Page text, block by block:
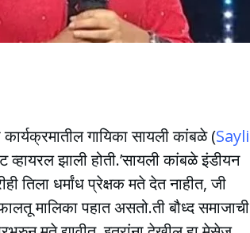
गायिका सायली कांबळे (Sayli
झाली होती.’सायली कांबळे इंडीयन
तिला धर्मांध प्रेक्षक मते देत नाहीत, जी
मालिका पहात असतो.ती बौध्द समाजाची